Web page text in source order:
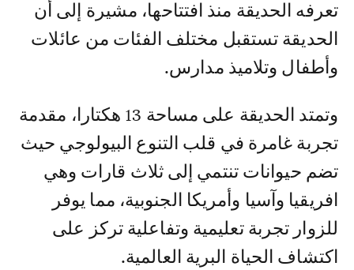
تعرفه الحديقة منذ افتتاحها، مشيرة إلى أن
الحديقة تستقبل مختلف الفئات من عائلات
وأطفال وتلاميذ مدارس.
وتمتد الحديقة على مساحة 13 هكتارا، مقدمة
تجربة غامرة في قلب التنوع البيولوجي حيث
تضم حيوانات تنتمي إلى ثلاث قارات وهي
افريقيا وآسيا وأمريكا الجنوبية، مما يوفر
للزوار تجربة تعليمية وتفاعلية تركز على
اكتشاف الحياة البرية العالمية.